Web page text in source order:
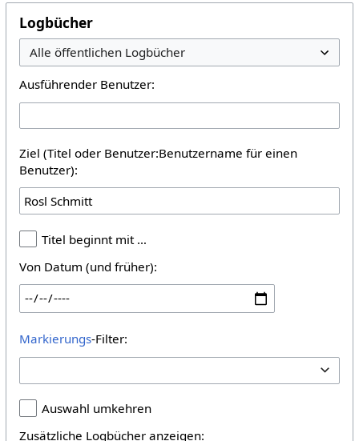
Logbücher
Ausführender Benutzer:
Ziel (Titel oder Benutzer:Benutzername für einen
Benutzer):
Titel beginnt mit …
Von Datum (und früher):
Markierungs-Filter:
Auswahl umkehren
Zusätzliche Logbücher anzeigen: